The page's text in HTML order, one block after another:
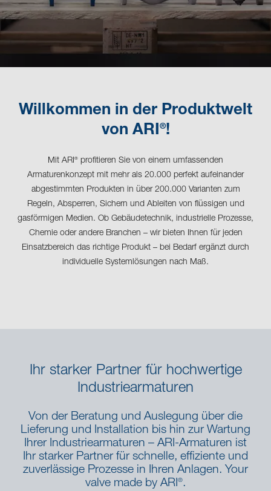
Willkommen in der Produktwelt
von ARI®!
Mit ARI®
profitieren Sie von einem umfassenden
Armaturenkonzept mit mehr als 20.000 perfekt aufeinander
abgestimmten Produkten in über 200.000 Varianten zum
Regeln, Absperren, Sichern und Ableiten von flüssigen und
gasförmigen Medien. Ob Gebäudetechnik, industrielle Prozesse,
Chemie oder andere Branchen – wir bieten Ihnen für jeden
Einsatzbereich das richtige Produkt – bei Bedarf ergänzt durch
individuelle Systemlösungen nach Maß.
Ihr starker Partner für hochwertige
Industriearmaturen
Von der Beratung und Auslegung über die
Lieferung und Installation bis hin zur Wartung
Ihrer Industriearmaturen – ARI-Armaturen ist
Ihr starker Partner für schnelle, effiziente und
zuverlässige Prozesse in Ihren Anlagen. Your
valve made by ARI® .